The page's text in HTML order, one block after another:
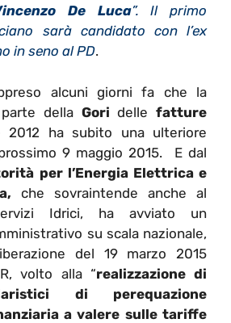
De Luca”. Il primo
sarà candidato con l’ex
in seno al PD.
alcuni giorni fa che la
della Gori dellefatture
2012 ha subito una ulteriore
9 maggio 2015. E dal
per l’Energia Elettrica e
che sovraintende anche al
Idrici, ha avviato un
su scala nazionale,
del 19 marzo 2015
volto alla “realizzazione di
di perequazione
a valere sulle tariffe